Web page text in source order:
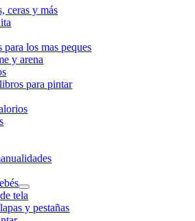
ceras y más
para los mas peques
y arena
para pintar
tela
y pestañas